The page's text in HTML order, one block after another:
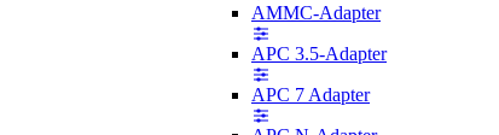
AMMC-Adapter
APC 3.5-Adapter
APC 7 Adapter